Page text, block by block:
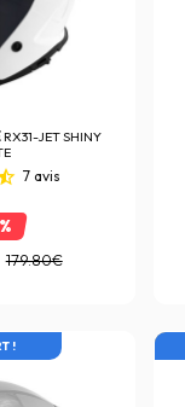
RX31-JET SHINY
7 avis
179.80€
!